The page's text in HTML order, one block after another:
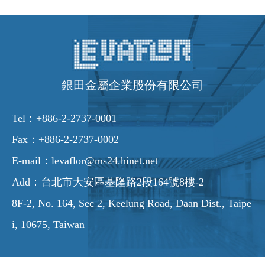
銀田金屬企業股份有限公司
Tel： +886-2-2737-0001
Fax：+886-2-2737-0002
E-mail： levaflor@ms24.hinet.net
Add：台北市大安區基隆路2段164號8樓-2
8F-2, No. 164, Sec 2, Keelung Road, Daan Dist., Taipe
i, 10675, Taiwan